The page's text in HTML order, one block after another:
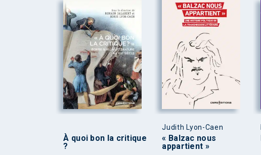
À quoi bon la critique
?
Judith Lyon-Caen
« Balzac nous
appartient »